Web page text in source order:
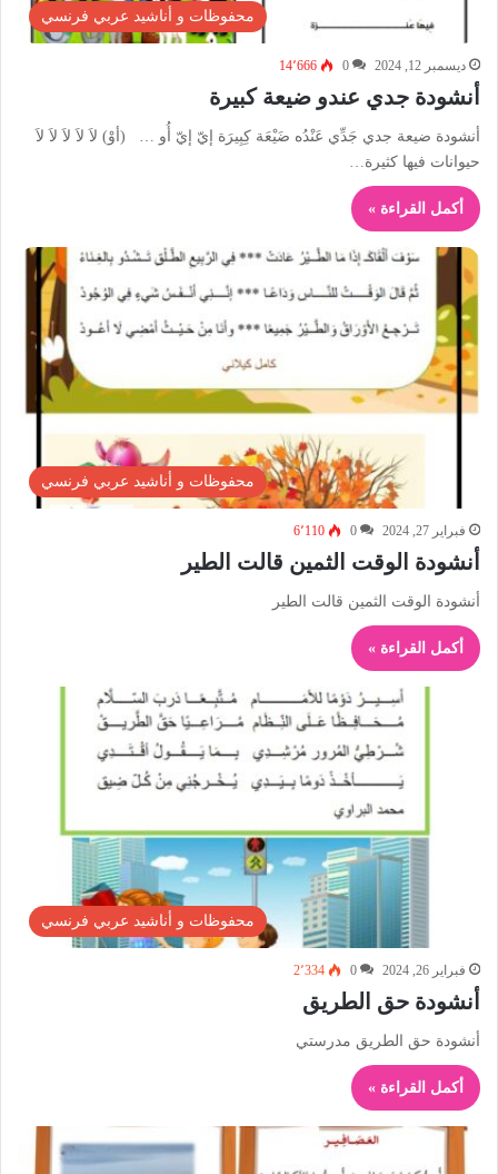
محفوظات و أناشيد عربي فرنسي
ديسمبر 12, 2024 0 14٬666
أنشودة جدي عندو ضيعة كبيرة
أنشودة ضيعة جدي جَدِّي عَنْدُه ضَيْعَة كِبِيرَة إيّ إيّ أُو … (أوْ) لاَ لاَ لاَ لاَ لاَ
حيوانات فيها كثيرة…
أكمل القراءة »
محفوظات و أناشيد عربي فرنسي
فبراير 27, 2024 0 6٬110
أنشودة الوقت الثمين قالت الطير
أنشودة الوقت الثمين قالت الطير
أكمل القراءة »
محفوظات و أناشيد عربي فرنسي
فبراير 26, 2024 0 2٬334
أنشودة حق الطريق
أنشودة حق الطريق مدرستي
أكمل القراءة »